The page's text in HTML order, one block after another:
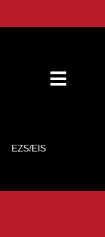
EZS/EIS